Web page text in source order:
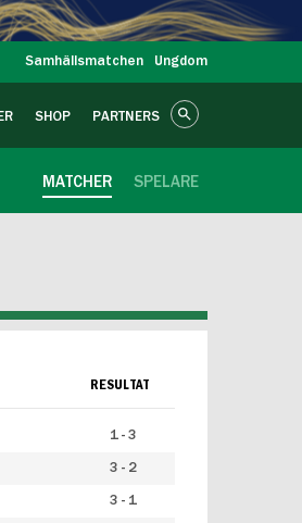
Samhällsmatchen Ungdom
SHOP PARTNERS
SPELARE
MATCHER
RESULTAT
1 - 3
3 - 2
3 - 1